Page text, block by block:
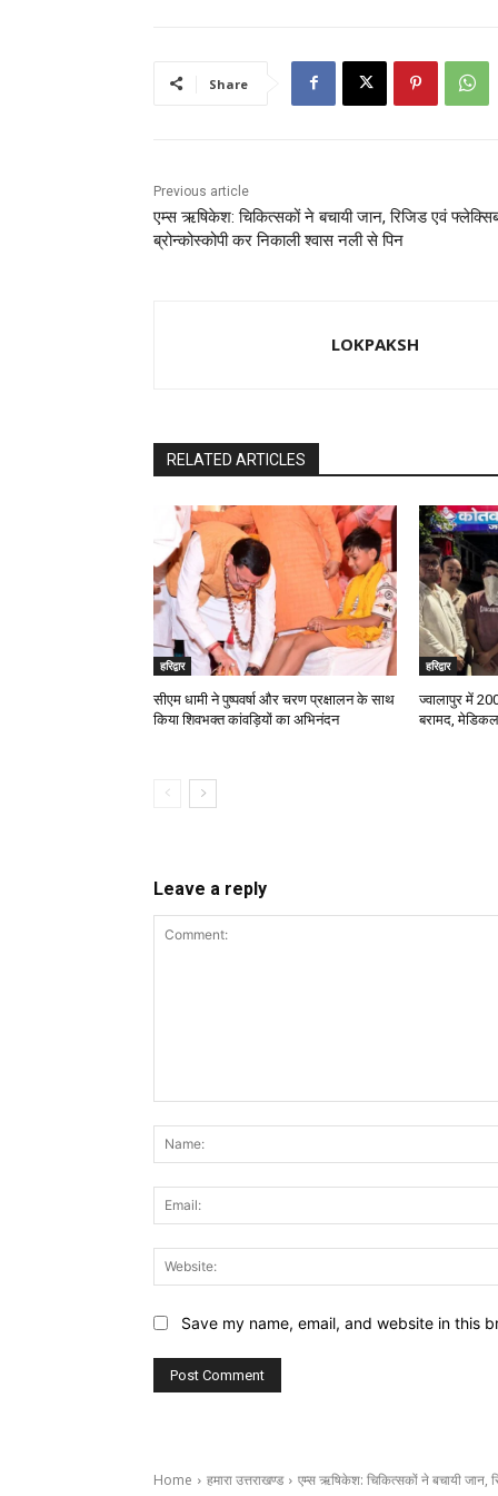
o o
Share
Previous article
एम्स ऋषिकेश: चिकित्सकों ने बचायी जान, रिजिड एवं
ब्रोन्कोस्कोपी कर निकाली श्वास नली से पिन
LOKPAKSH
RELATED ARTICLES
हरिद्वार
सीएम धामी ने पुष्पवर्षा और चरण प्रक्षालन के साथ
किया शिवभक्त कांवड़ियों का अभिनंदन
हरिद्वार
ज्वालापुर में
बरामद,
Leave a reply
Save my name, email, and website in this